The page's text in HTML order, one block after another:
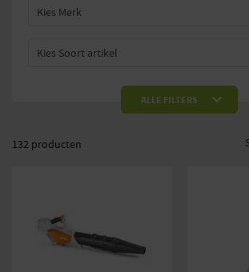
Kies Merk
Kies Soort artikel
ALLE FILTERS
132 producten